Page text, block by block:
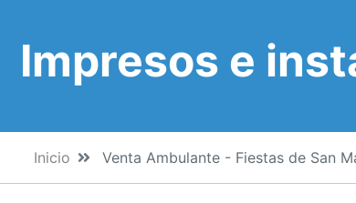
Impresos e
Inicio Venta Ambulante - Fiestas de San